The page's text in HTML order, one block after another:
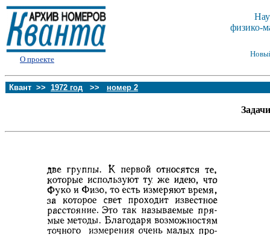
О проекте
физико-
Квант >> 1972 год >> номер 2